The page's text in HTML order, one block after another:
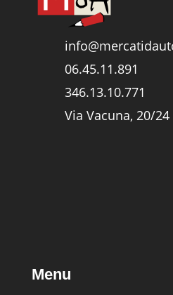
06.45.11.891
346.13.10.771
Via Vacuna, 20/24
Menu